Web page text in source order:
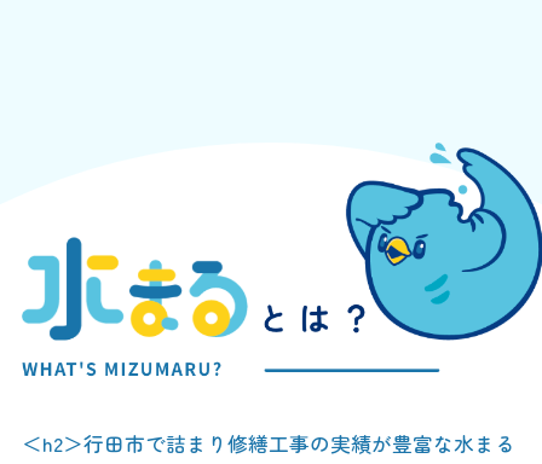
＜h2＞行田市で詰まり修繕工事の実績が豊富な水まる